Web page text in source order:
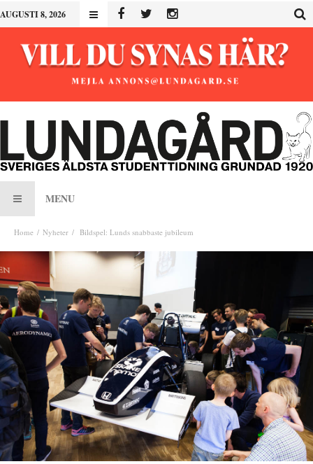
AUGUSTI 8, 2026
MENU
Home Nyheter Bildspel: Lunds snabbaste jubileum